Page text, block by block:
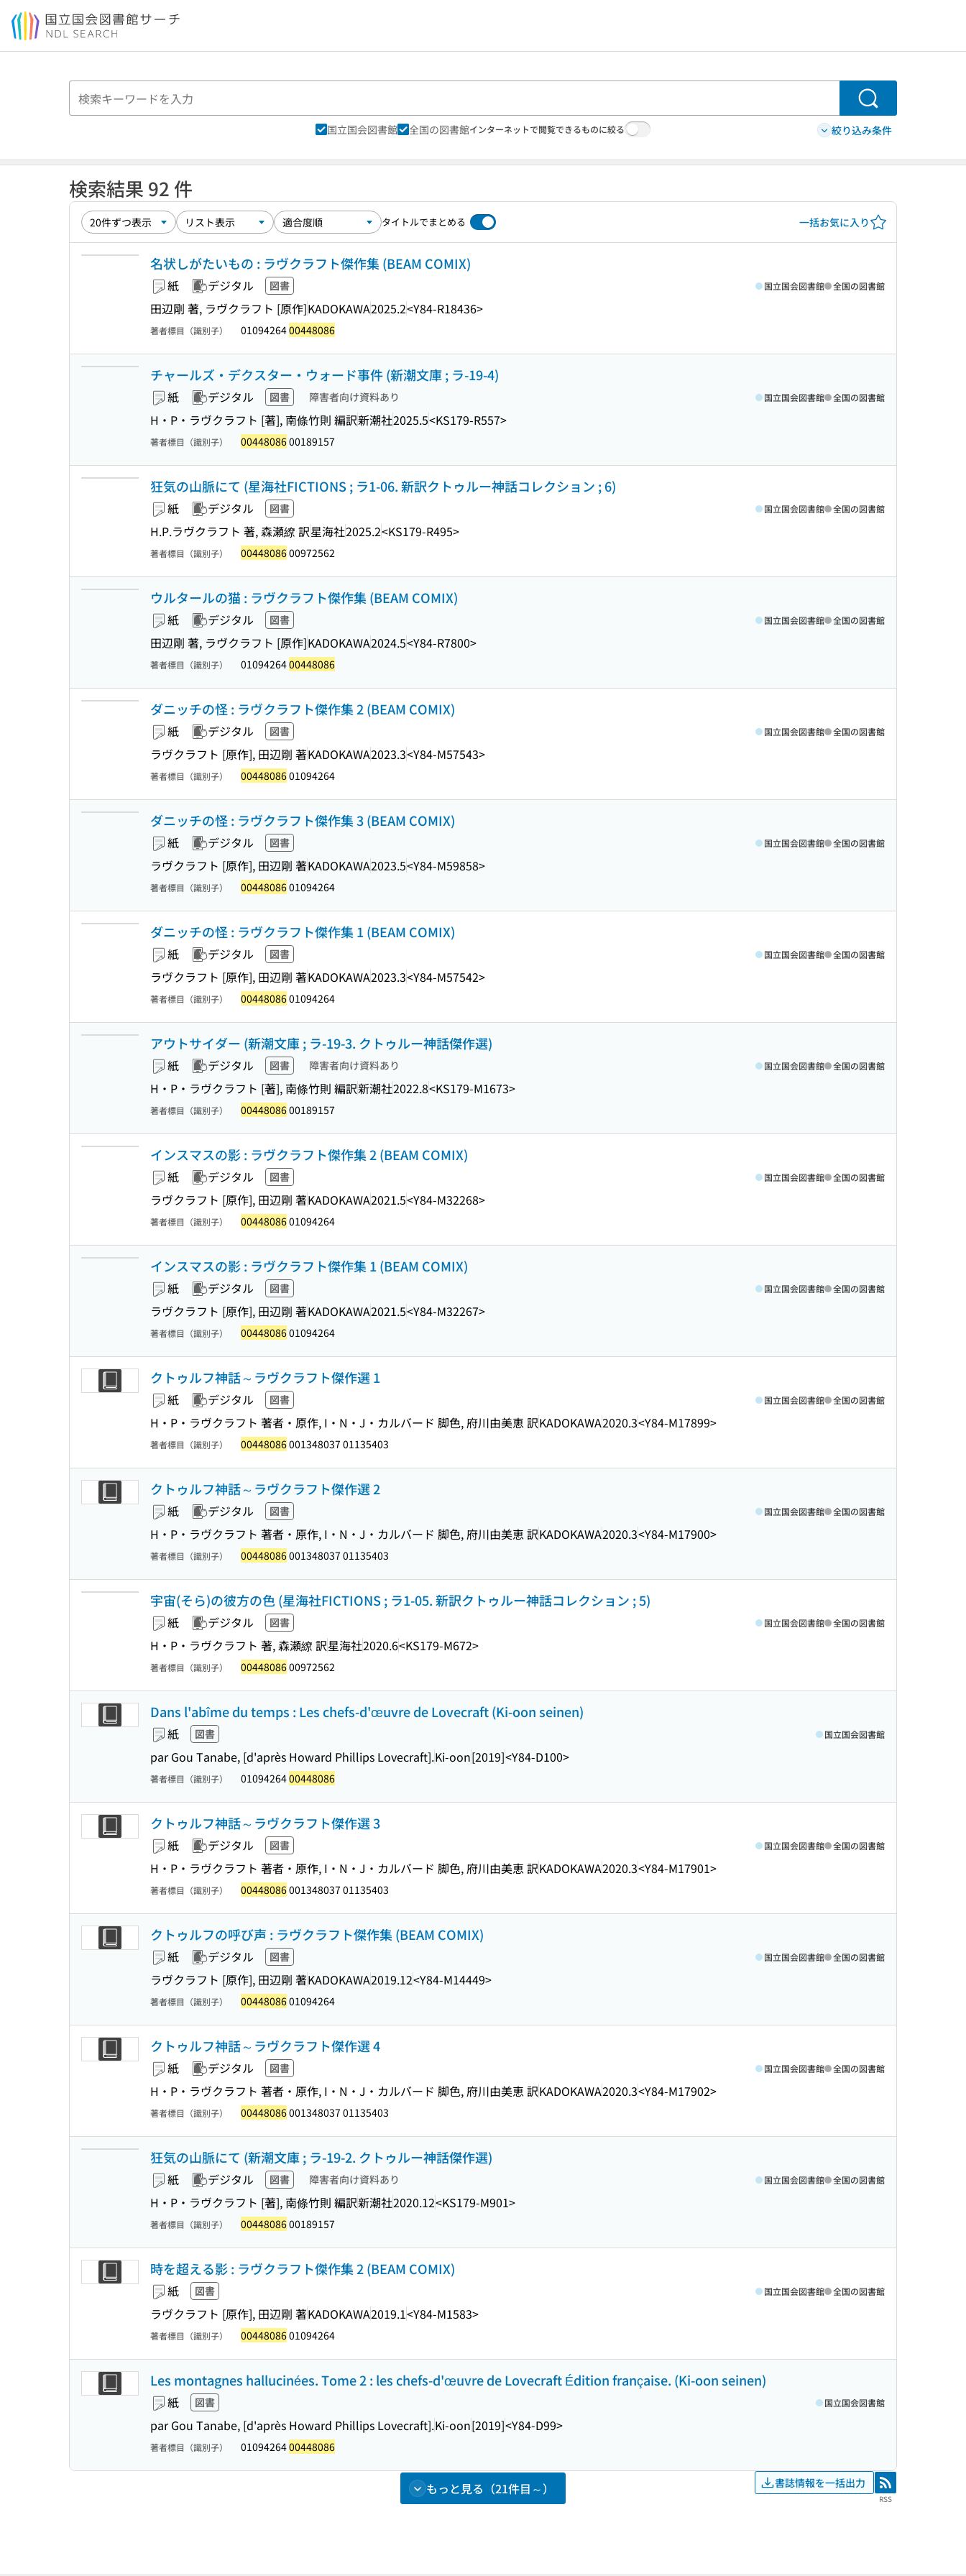
本文へ移動
検索
国立国会図書館 全国の図書館インターネットで閲覧できるものに絞る 絞り込み条件
検索結果 92 件
タイトルでまとめる 一括お気に入り
名状しがたいもの : ラヴクラフト傑作集 (BEAM COMIX)
紙 デジタル 図書
田辺剛 著, ラヴクラフト [原作]KADOKAWA2025.2<Y84-R18436>
国立国会図書館 全国の図書館
著者標目（識別子） 0109426400448086
チャールズ・デクスター・ウォード事件 (新潮文庫 ; ラ-19-4)
紙 デジタル 図書 障害者向け資料あり
H・P・ラヴクラフト [著], 南條竹則 編訳新潮社2025.5<KS179-R557>
国立国会図書館 全国の図書館
著者標目（識別子） 0044808600189157
狂気の山脈にて (星海社FICTIONS ; ラ1-06. 新訳クトゥルー神話コレクション ; 6)
紙 デジタル 図書
H.P.ラヴクラフト 著, 森瀬繚 訳星海社2025.2<KS179-R495>
国立国会図書館 全国の図書館
著者標目（識別子） 0044808600972562
ウルタールの猫 : ラヴクラフト傑作集 (BEAM COMIX)
紙 デジタル 図書
田辺剛 著, ラヴクラフト [原作]KADOKAWA2024.5<Y84-R7800>
国立国会図書館 全国の図書館
著者標目（識別子） 0109426400448086
ダニッチの怪 : ラヴクラフト傑作集 2 (BEAM COMIX)
紙 デジタル 図書
ラヴクラフト [原作], 田辺剛 著KADOKAWA2023.3<Y84-M57543>
国立国会図書館 全国の図書館
著者標目（識別子） 0044808601094264
ダニッチの怪 : ラヴクラフト傑作集 3 (BEAM COMIX)
紙 デジタル 図書
ラヴクラフト [原作], 田辺剛 著KADOKAWA2023.5<Y84-M59858>
国立国会図書館 全国の図書館
著者標目（識別子） 0044808601094264
ダニッチの怪 : ラヴクラフト傑作集 1 (BEAM COMIX)
紙 デジタル 図書
ラヴクラフト [原作], 田辺剛 著KADOKAWA2023.3<Y84-M57542>
国立国会図書館 全国の図書館
著者標目（識別子） 0044808601094264
アウトサイダー (新潮文庫 ; ラ-19-3. クトゥルー神話傑作選)
紙 デジタル 図書 障害者向け資料あり
H・P・ラヴクラフト [著], 南條竹則 編訳新潮社2022.8<KS179-M1673>
国立国会図書館 全国の図書館
著者標目（識別子） 0044808600189157
インスマスの影 : ラヴクラフト傑作集 2 (BEAM COMIX)
紙 デジタル 図書
ラヴクラフト [原作], 田辺剛 著KADOKAWA2021.5<Y84-M32268>
国立国会図書館 全国の図書館
著者標目（識別子） 0044808601094264
インスマスの影 : ラヴクラフト傑作集 1 (BEAM COMIX)
紙 デジタル 図書
ラヴクラフト [原作], 田辺剛 著KADOKAWA2021.5<Y84-M32267>
国立国会図書館 全国の図書館
著者標目（識別子） 0044808601094264
クトゥルフ神話～ラヴクラフト傑作選 1
紙 デジタル 図書
H・P・ラヴクラフト 著者・原作, I・N・J・カルバード 脚色, 府川由美恵 訳KADOKAWA2020.3<Y84-M17899>
国立国会図書館 全国の図書館
著者標目（識別子） 00448086001348037 01135403
クトゥルフ神話～ラヴクラフト傑作選 2
紙 デジタル 図書
H・P・ラヴクラフト 著者・原作, I・N・J・カルバード 脚色, 府川由美恵 訳KADOKAWA2020.3<Y84-M17900>
国立国会図書館 全国の図書館
著者標目（識別子） 00448086001348037 01135403
宇宙(そら)の彼方の色 (星海社FICTIONS ; ラ1-05. 新訳クトゥルー神話コレクション ; 5)
紙 デジタル 図書
H・P・ラヴクラフト 著, 森瀬繚 訳星海社2020.6<KS179-M672>
国立国会図書館 全国の図書館
著者標目（識別子） 0044808600972562
Dans l'abîme du temps : Les chefs-d'œuvre de Lovecraft (Ki-oon seinen)
紙 図書
par Gou Tanabe, [d'après Howard Phillips Lovecraft].Ki-oon[2019]<Y84-D100>
国立国会図書館
著者標目（識別子） 0109426400448086
クトゥルフ神話～ラヴクラフト傑作選 3
紙 デジタル 図書
H・P・ラヴクラフト 著者・原作, I・N・J・カルバード 脚色, 府川由美恵 訳KADOKAWA2020.3<Y84-M17901>
国立国会図書館 全国の図書館
著者標目（識別子） 00448086001348037 01135403
クトゥルフの呼び声 : ラヴクラフト傑作集 (BEAM COMIX)
紙 デジタル 図書
ラヴクラフト [原作], 田辺剛 著KADOKAWA2019.12<Y84-M14449>
国立国会図書館 全国の図書館
著者標目（識別子） 0044808601094264
クトゥルフ神話～ラヴクラフト傑作選 4
紙 デジタル 図書
H・P・ラヴクラフト 著者・原作, I・N・J・カルバード 脚色, 府川由美恵 訳KADOKAWA2020.3<Y84-M17902>
国立国会図書館 全国の図書館
著者標目（識別子） 00448086001348037 01135403
狂気の山脈にて (新潮文庫 ; ラ-19-2. クトゥルー神話傑作選)
紙 デジタル 図書 障害者向け資料あり
H・P・ラヴクラフト [著], 南條竹則 編訳新潮社2020.12<KS179-M901>
国立国会図書館 全国の図書館
著者標目（識別子） 0044808600189157
時を超える影 : ラヴクラフト傑作集 2 (BEAM COMIX)
紙 図書
ラヴクラフト [原作], 田辺剛 著KADOKAWA2019.1<Y84-M1583>
国立国会図書館 全国の図書館
著者標目（識別子） 0044808601094264
Les montagnes hallucinées. Tome 2 : les chefs-d'œuvre de Lovecraft Édition française. (Ki-oon seinen)
紙 図書
par Gou Tanabe, [d'après Howard Phillips Lovecraft].Ki-oon[2019]<Y84-D99>
国立国会図書館
著者標目（識別子） 0109426400448086
もっと見る（21件目～） 書誌情報を一括出力 RSS
RSS